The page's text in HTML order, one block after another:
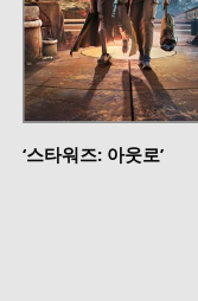
‘스타워즈: 아웃로’